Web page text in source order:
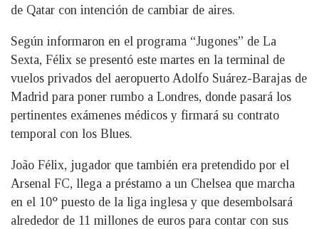
de Qatar con intención de cambiar de aires.
Según informaron en el programa “Jugones” de La
Sexta, Félix se presentó este martes en la terminal de
vuelos privados del aeropuerto Adolfo Suárez-Barajas de
Madrid para poner rumbo a Londres, donde pasará los
pertinentes exámenes médicos y firmará su contrato
temporal con los Blues.
João Félix, jugador que también era pretendido por el
Arsenal FC, llega a préstamo a un Chelsea que marcha
en el 10° puesto de la liga inglesa y que desembolsará
alrededor de 11 millones de euros para contar con sus